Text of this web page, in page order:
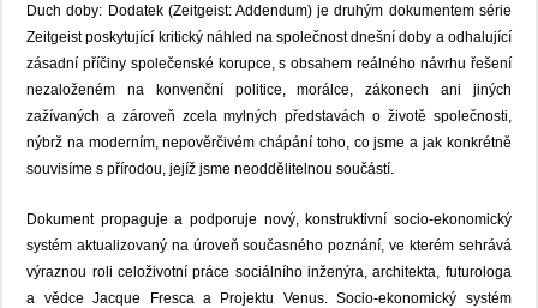
Duch doby: Dodatek (Zeitgeist: Addendum) je druhým dokumentem série
Zeitgeist poskytující kritický náhled na společnost dnešní doby a odhalující
zásadní příčiny společenské korupce, s obsahem reálného návrhu řešení
nezaloženém na konvenční politice, morálce, zákonech ani jiných
zažívaných a zároveň zcela mylných představách o životě společnosti,
nýbrž na moderním, nepověrčivém chápání toho, co jsme a jak konkrétně
souvisíme s přírodou, jejíž jsme neoddělitelnou součástí.
Dokument propaguje a podporuje nový, konstruktivní socio-ekonomický
systém aktualizovaný na úroveň současného poznání, ve kterém sehrává
výraznou roli celoživotní práce sociálního inženýra, architekta, futurologa
a vědce Jacque Fresca a Projektu Venus. Socio-ekonomický systém